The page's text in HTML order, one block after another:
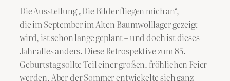
Die Ausstellung „Die Bilder fliegen mich an“,
die im September im Alten Baumwolllager gezeigt
wird, ist schon lange geplant – und doch ist dieses
Jahr alles anders. Diese Retrospektive zum 85.
Geburtstag sollte Teil einer großen, fröhlichen Feier
werden. Aber der Sommer entwickelte sich ganz